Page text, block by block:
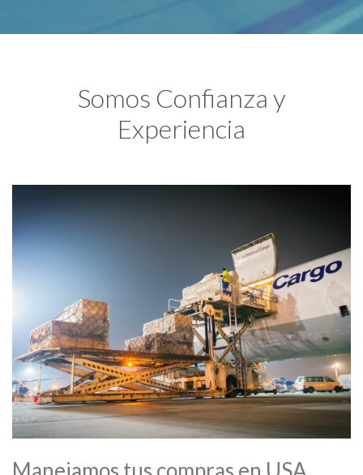
Somos Confianza y
Experiencia